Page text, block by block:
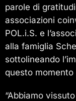
parole di
associazioni
POL.i.S. e
alla famiglia
sottolineando
questo
“Abbiamo